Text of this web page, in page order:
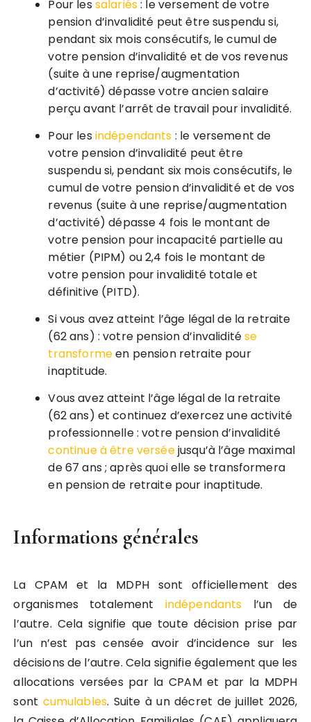
Pour les salariés: le versement de votre
pension d’invalidité peut être suspendu si,
pendant six mois consécutifs, le cumul de
votre pension d’invalidité et de vos revenus
(suite à une reprise/augmentation
d’activité) dépasse votre ancien salaire
perçu avant l’arrêt de travail pour invalidité.
Pour les indépendants : le versement de
votre pension d’invalidité peut être
suspendu si, pendant six mois consécutifs, le
cumul de votre pension d’invalidité et de vos
revenus (suite à une reprise/augmentation
d’activité) dépasse 4 fois le montant de
votre pension pour incapacité partielle au
métier (PIPM) ou 2,4 fois le montant de
votre pension pour invalidité totale et
définitive (PITD).
Si vous avez atteint l’âge légal de la retraite
(62 ans) : votre pension d’invaliditése
transformeen pension retraite pour
inaptitude.
Vous avez atteint l’âge légal de la retraite
(62 ans) et continuez d’exercez une activité
professionnelle : votre pension d’invalidité
continueà être verséejusqu’à l’âge maximal
de 67 ans ; après quoi elle se transformera
en pension de retraite pour inaptitude.
Informations générales
La CPAM et la MDPH sont officiellement des
organismes totalement indépendants l’un de
l’autre. Cela signifie que toute décision prise par
l’un n’est pas censée avoir d’incidence sur les
décisions de l’autre. Cela signifie également que les
allocations versées par la CPAM et par la MDPH
sont cumulables. Suite à un décret de juillet 2026,